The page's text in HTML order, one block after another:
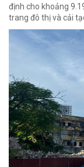
định cho khoảng
trang đô thị và cải